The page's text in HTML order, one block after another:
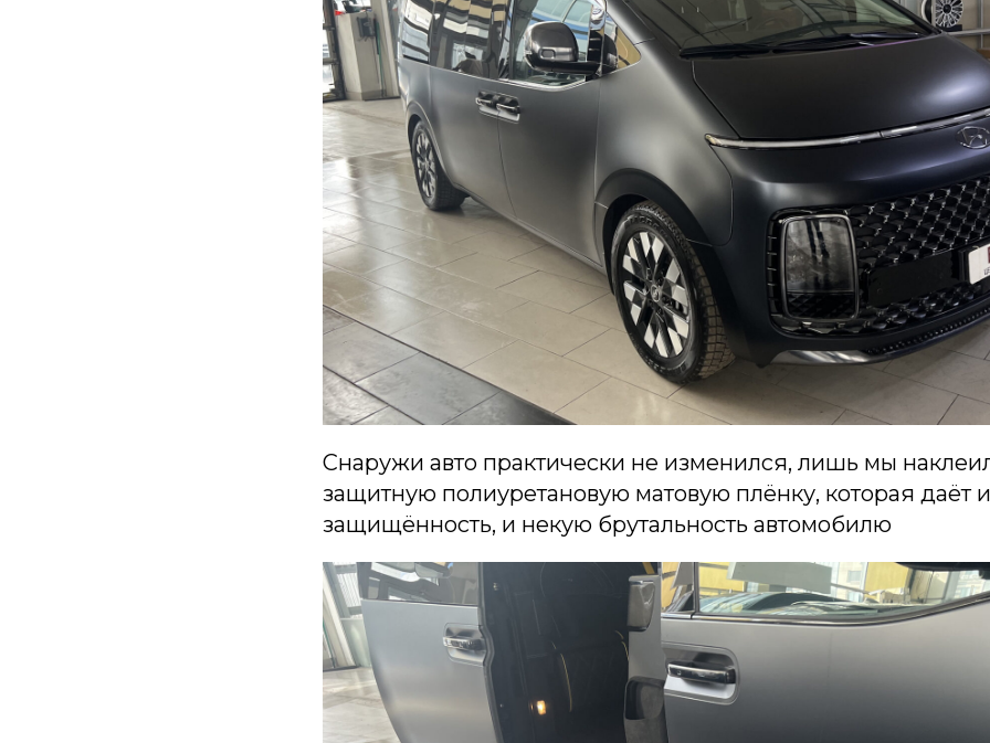
Снаружи авто практически не изменился, лишь мы
защитную полиуретановую матовую плёнку, которая даёт и
защищённость, и некую брутальность автомобилю